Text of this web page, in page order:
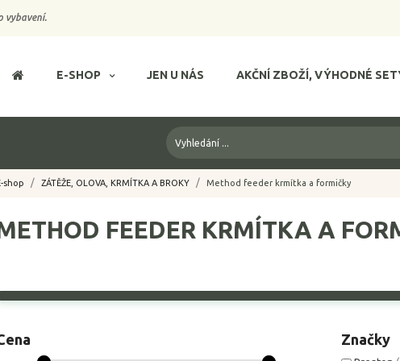
vybavení.
E-SHOP JEN U NÁS AKČNÍ ZBOŽÍ, VÝHODNÉ
shop ZÁTĚŽE, OLOVA, KRMÍTKA A BROKY Method feeder krmítka a formičky
FEEDER KRMÍTKA A
Značky